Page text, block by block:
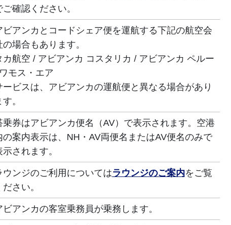
ご確認ください。
ビアンカとコードシェア便を運航する下記の航空会
の場合もあります。
カ航空 / アビアンカ コスタリカ / アビアンカ​ ペルー
モス・エア
ービスは、アビアンカの運航便と異なる場合があり
す。
乗券はアビアンカ便名（AV）で表示されます。空港
の案内表示は、NH・AV両便名またはAV便名のみで
示されます。
ウンジのご利用についてはラウンジのご案内をご覧
ださい。
ビアンカの客室乗務員が乗務します。